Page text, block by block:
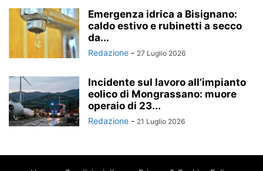
Emergenza idrica a Bisignano:
caldo estivo e rubinetti a secco
da...
Redazione - 27 Luglio 2026
Incidente sul lavoro all’impianto
eolico di Mongrassano: muore
operaio di 23...
Redazione - 21 Luglio 2026